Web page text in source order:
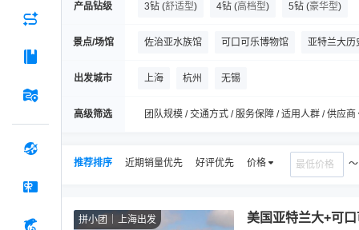
产品钻级 3钻 (舒适型) 4钻 (高档型) 5钻 (豪华型)
景点/场馆 佐治亚水族馆 可口可乐博物馆 亚特兰大历
National Center for Civil and Human Rights
出发城市 上海 杭州 无锡
高级筛选 团队规模 / 交通方式 / 服务保障 / 适用人群 / 供应商
推荐排序 近期销量优先 好评优先 价格
拼小团 上海出发 美国亚特兰大+可